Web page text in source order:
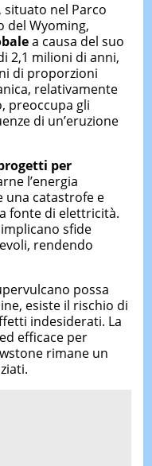
situato nel Parco
del Wyoming,
a causa del suo
2,1 milioni di anni,
di proporzioni
relativamente
preoccupa gli
di un’eruzione
per
l’energia
una catastrofe e
fonte di elettricità.
sfide
rendendo
possa
esiste il rischio di
indesiderati. La
efficace per
rimane un